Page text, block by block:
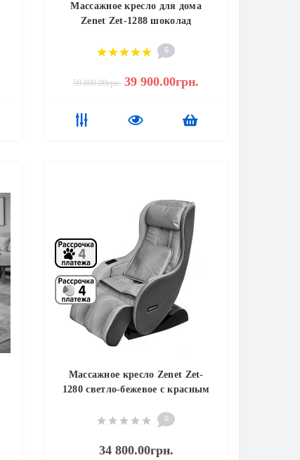
Массажное кресло для дома
Zenet Zet-1288 шоколад
5
59 800.00грн. 39 900.00грн.
Массажное кресло Zenet Zet-
1280 светло-бежевое с красным
0
34 800.00грн.